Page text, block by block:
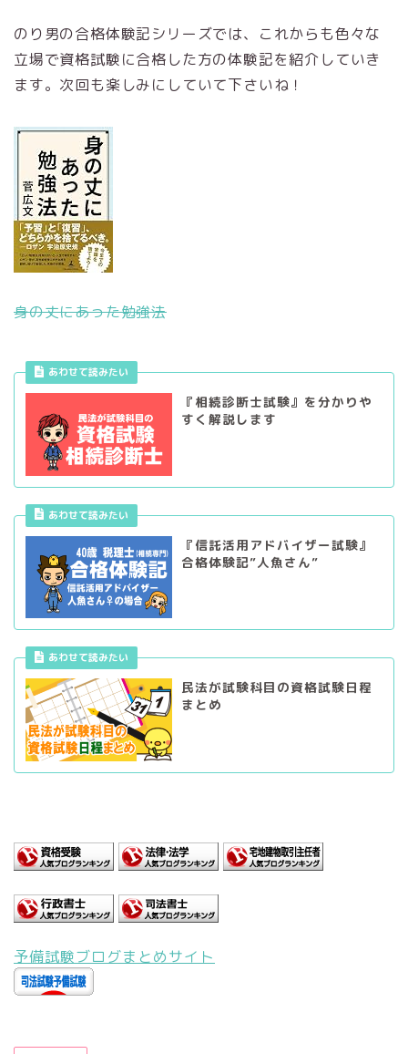
のり男の合格体験記シリーズでは、これからも色々な
立場で資格試験に合格した方の体験記を紹介していき
ます。次回も楽しみにしていて下さいね！
身の丈にあった勉強法
あわせて読みたい
『相続診断士試験』を分かりや
すく解説します
あわせて読みたい
『信託活用アドバイザー試験』
合格体験記”人魚さん”
あわせて読みたい
民法が試験科目の資格試験日程
まとめ
予備試験ブログまとめサイト